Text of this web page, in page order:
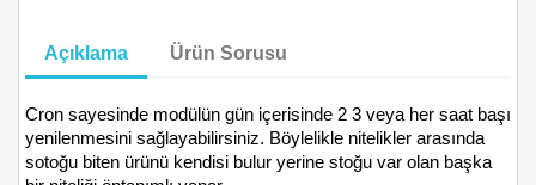
Açıklama Ürün Sorusu
Cron sayesinde modülün gün içerisinde 2 3 veya her saat başı
yenilenmesini sağlayabilirsiniz. Böylelikle nitelikler arasında
sotoğu biten ürünü kendisi bulur yerine stoğu var olan başka